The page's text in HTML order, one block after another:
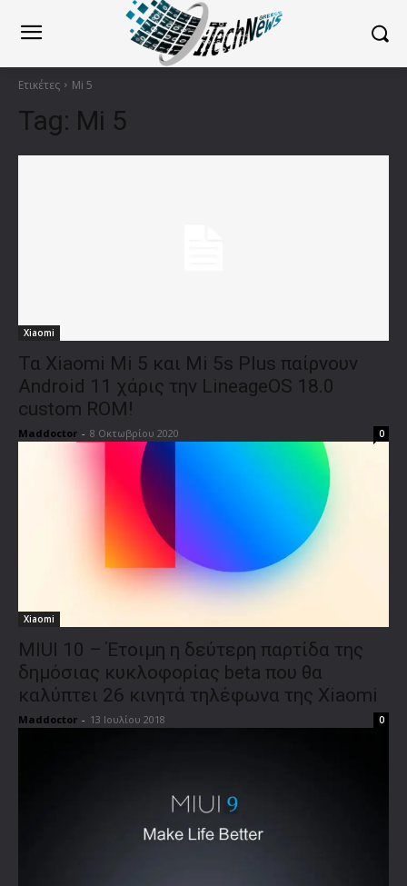
Ετικέτες Mi 5
Tag: Mi 5
Xiaomi
Τα Xiaomi Mi 5 και Mi 5s Plus παίρνουν
Android 11 χάρις την LineageOS 18.0
custom ROM!
Maddoctor - 8 Οκτωβρίου 2020 0
Xiaomi
MIUI 10 – Έτοιμη η δεύτερη παρτίδα της
δημόσιας κυκλοφορίας beta που θα
καλύπτει 26 κινητά τηλέφωνα της Xiaomi
Maddoctor - 13 Ιουλίου 2018 0